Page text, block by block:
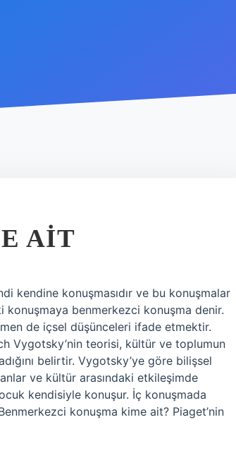
AIT
kendine konuşmasıdır ve bu konuşmalar
benmerkezci konuşma denir.
de içsel düşünceleri ifade etmektir.
Vygotsky’nin teorisi, kültür ve toplumun
belirtir. Vygotsky’ye göre bilişsel
ve kültür arasındaki etkileşimde
kendisiyle konuşur. İç konuşmada
konuşma kime ait? Piaget’nin